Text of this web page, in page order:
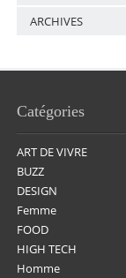
ARCHIVES
Catégories
ART DE VIVRE
BUZZ
DESIGN
Femme
FOOD
HIGH TECH
Homme